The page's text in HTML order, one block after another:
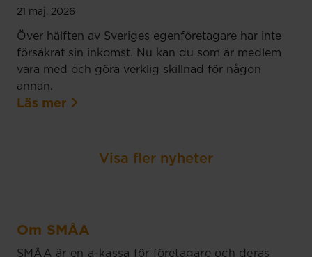
21 maj, 2026
Över hälften av Sveriges egenföretagare har inte
försäkrat sin inkomst. Nu kan du som är medlem
vara med och göra verklig skillnad för någon
annan.
Läs mer
Visa fler nyheter
Om SMÅA
SMÅA är en a-kassa för företagare och deras